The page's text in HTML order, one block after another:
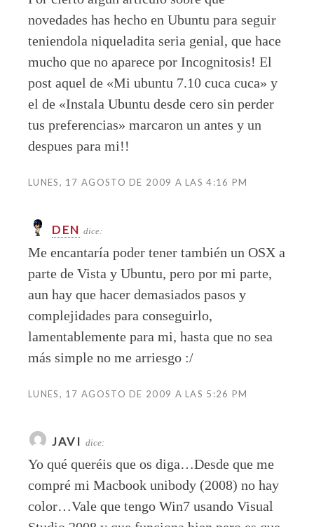
novedades has hecho en Ubuntu para seguir
teniendola niqueladita seria genial, que hace
mucho que no aparece por Incognitosis! El
post aquel de «Mi ubuntu 7.10 cuca cuca» y
el de «Instala Ubuntu desde cero sin perder
tus preferencias» marcaron un antes y un
despues para mi!!
LUNES, 17 AGOSTO DE 2009 A LAS 4:16 PM
DEN dice:
Me encantaría poder tener también un OSX a
parte de Vista y Ubuntu, pero por mi parte,
aun hay que hacer demasiados pasos y
complejidades para conseguirlo,
lamentablemente para mi, hasta que no sea
más simple no me arriesgo :/
LUNES, 17 AGOSTO DE 2009 A LAS 5:26 PM
JAVI dice:
Yo qué queréis que os diga…Desde que me
compré mi Macbook unibody (2008) no hay
color…Vale que tengo Win7 usando Visual